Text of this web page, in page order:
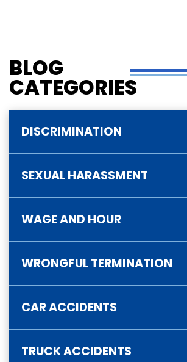
BLOG
CATEGORIES
DISCRIMINATION
SEXUAL HARASSMENT
WAGE AND HOUR
WRONGFUL TERMINATION
CAR ACCIDENTS
TRUCK ACCIDENTS